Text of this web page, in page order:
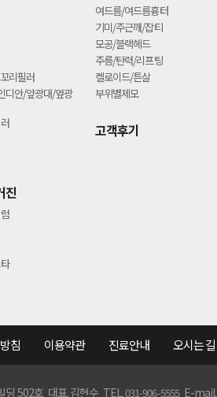
리필러
디안/앞광대/옆광
진
여드름/여드름흉터
기미/주근깨/잡티
모공/블랙헤드
주름/탄력/리프팅
켈로이드/튼살
부위별제모
고객후기
침 이용약관 진료안내 오시는 길
딩 502호 대표. 김현수 TEL.031-906-5555E-mail.